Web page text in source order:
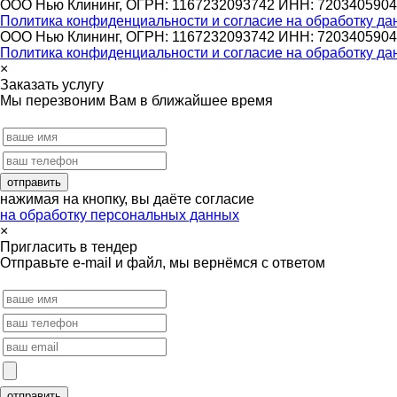
ООО Нью Клининг, ОГРН: 1167232093742 ИНН: 7203405904
Политика конфиденциальности и согласие на обработку
ООО Нью Клининг, ОГРН: 1167232093742 ИНН: 7203405904
Политика конфиденциальности и согласие на обработку
×
Заказать услугу
Мы перезвоним Вам в ближайшее время
нажимая на кнопку, вы даёте согласие
на обработку персональных данных
×
Пригласить в тендер
Отправьте e-mail и файл, мы вернёмся с ответом